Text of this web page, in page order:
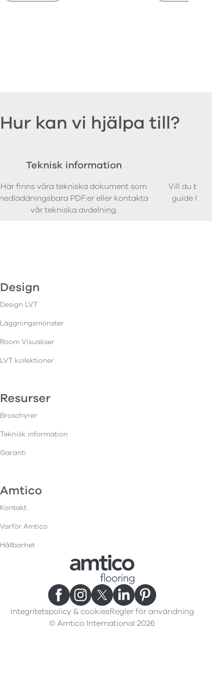
Hur kan vi hjälpa till?
Teknisk information
Här finns våra tekniska dokument som
PDF:er eller kontakta
vår tekniska avdelning.
Vill du
guide för
Design
Design LVT
Läggningsmönster
Room Visualiser
LVT kollektioner
Resurser
Broschyrer
Teknisk information
Garanti
Amtico
Kontakt
Varför Amtico
Hållbarhet
Integritetspolicy & cookiesRegler för användning
© Amtico International 2026